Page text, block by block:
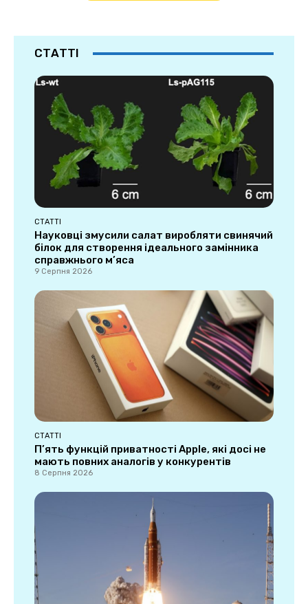
СТАТТІ
СТАТТІ
Науковці змусили салат виробляти свинячий
білок для створення ідеального замінника
справжнього м’яса
9 Серпня 2026
СТАТТІ
П’ять функцій приватності Apple, які досі не
мають повних аналогів у конкурентів
8 Серпня 2026